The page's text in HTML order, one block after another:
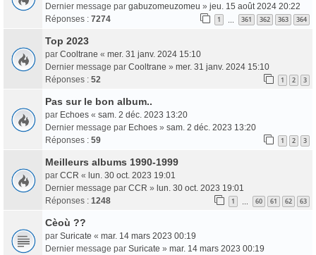
Dernier message par gabuzomeuzomeu » jeu. 15 août 2024 20:22
Réponses : 7274 1 361 362 363 364
Top 2023
par Cooltrane « mer. 31 janv. 2024 15:10
Dernier message par Cooltrane » mer. 31 janv. 2024 15:10
Réponses : 52 1 2 3
Pas sur le bon album..
par Echoes « sam. 2 déc. 2023 13:20
Dernier message par Echoes » sam. 2 déc. 2023 13:20
Réponses : 59 1 2 3
Meilleurs albums 1990-1999
par CCR « lun. 30 oct. 2023 19:01
Dernier message par CCR » lun. 30 oct. 2023 19:01
Réponses : 1248 1 60 61 62 63
Cèoù ??
par Suricate « mar. 14 mars 2023 00:19
Dernier message par Suricate » mar. 14 mars 2023 00:19